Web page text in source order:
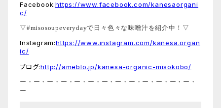
Facebook:https://www.facebook.com/kanesaorgani
c/
▽#misosoupeverydayで日々色々な味噌汁を紹介中！▽
Instagram:https://www.instagram.com/kanesa.organ
ic/
ブログ:http://ameblo.jp/kanesa-organic-misokobo/
ー・ー・ー・ー・ー・ー・ー・ー・ー・ー・ー・ー・ー・
ー